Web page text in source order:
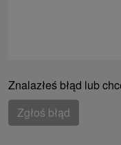
Znalazłeś błąd lub
Zgłoś błąd